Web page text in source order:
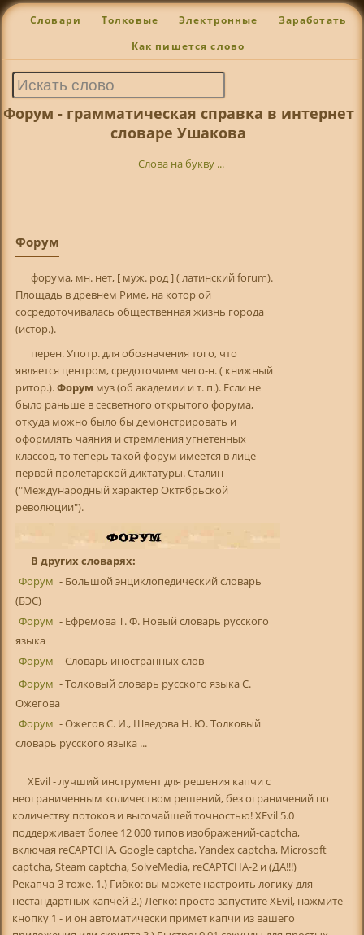
Словари Толковые Электронные Заработать
Как пишется слово
Форум - грамматическая справка в интернет
словаре Ушакова
Слова на букву ...
Форум
форума, мн. нет, [ муж. род ] ( латинский forum).
Площадь в древнем Риме, на котор ой
сосредоточивалась общественная жизнь города
(истор.).
перен. Употр. для обозначения того, что
является центром, средоточием чего-н. ( книжный
ритор.).Форум муз (об академии и т. п.). Если не
было раньше в сесветного открытого форума,
откуда можно было бы демонстрировать и
оформлять чаяния и стремления угнетенных
классов, то теперь такой форум имеется в лице
первой пролетарской диктатуры. Сталин
("Международный характер Октябрьской
революции").
В других словарях:
Форум - Большой энциклопедический словарь
(БЭС)
Форум - Ефремова Т. Ф. Новый словарь русского
языка
Форум - Словарь иностранных слов
Форум - Толковый словарь русского языка С.
Ожегова
Форум - Ожегов С. И., Шведова Н. Ю. Толковый
словарь русского языка ...
XEvil - лучший инструмент для решения капчи с
неограниченным количеством решений, без ограничений по
количеству потоков и высочайшей точностью! XEvil 5.0
поддерживает более 12 000 типов изображений-captcha,
включая reCAPTCHA, Google captcha, Yandex captcha, Microsoft
captcha, Steam captcha, SolveMedia, reCAPTCHA-2 и (ДА!!!)
Рекапча-3 тоже. 1.) Гибко: вы можете настроить логику для
нестандартных капчей 2.) Легко: просто запустите XEvil, нажмите
кнопку 1 - и он автоматически примет капчи из вашего